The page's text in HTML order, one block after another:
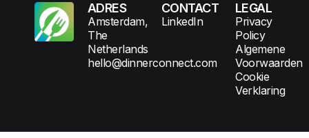
ADRES
Amsterdam,
The
Netherlands
hello@dinnerconnect.com
CONTACT
LinkedIn
LEGAL
Privacy
Policy
Algemene
Voorwaarden
Cookie
Verklaring